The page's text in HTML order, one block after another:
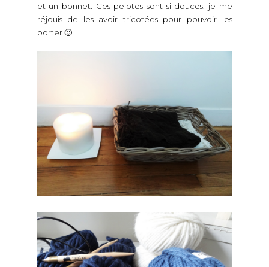
et un bonnet. Ces pelotes sont si douces, je me
réjouis de les avoir tricotées pour pouvoir les
porter 🙂